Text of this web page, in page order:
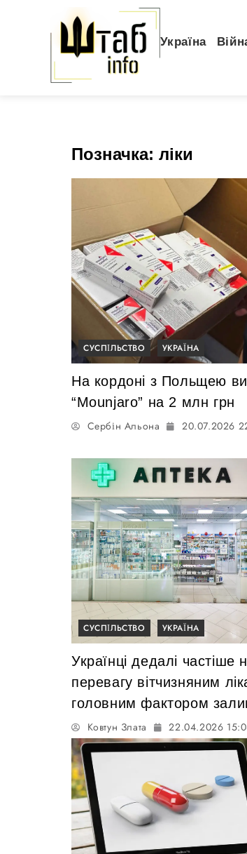
Україна
Позначка: ліки
СУСПІЛЬСТВО УКРАЇНА
На кордоні з Польщею
“Mounjaro” на 2 млн грн
Сербін Альона 20.07.2026
СУСПІЛЬСТВО УКРАЇНА
Українці дедалі частіше
перевагу вітчизняним
головним фактором
Ковтун Злата 22.04.2026